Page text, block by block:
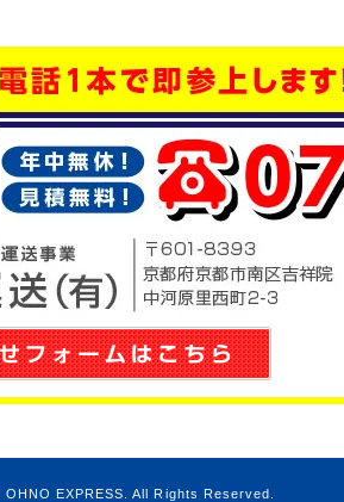
OHNO EXPRESS . All Rights Reserved.